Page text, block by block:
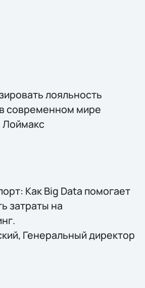
лояльность
современном мире
Как Big Data помогает
затраты на
Генеральный директор